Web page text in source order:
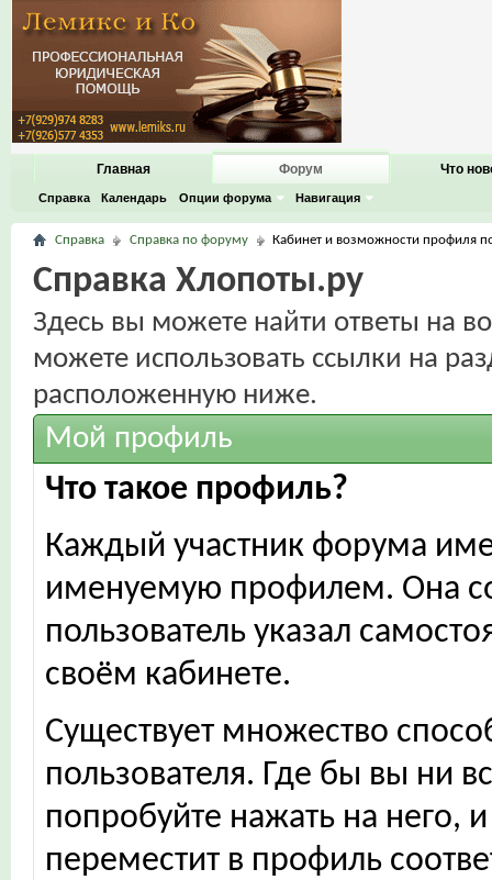
Главная Форум
Справка Календарь Опции форума Навигация
Что
Справка Справка по форуму Кабинет и возможности профиля
Справка Хлопоты.ру
Здесь вы можете найти ответы на
можете использовать ссылки на
расположенную ниже.
Мой профиль
Что такое профиль?
Каждый участник форума
именуемую профилем. Она
пользователь указал
своём кабинете.
Существует множество
пользователя. Где бы вы ни
попробуйте нажать на него,
переместит в профиль